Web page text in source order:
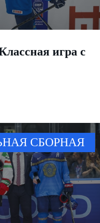
игра с
СБОРНАЯ